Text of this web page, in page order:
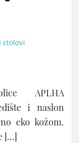
stolovi
APLHA
i naslon
eko kožom.
[…]